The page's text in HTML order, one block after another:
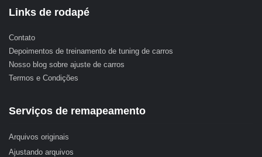
Links de rodapé
Contato
Depoimentos de treinamento de tuning de carros
Nosso blog sobre ajuste de carros
Termos e Condições
Serviços de remapeamento
Arquivos originais
Ajustando arquivos